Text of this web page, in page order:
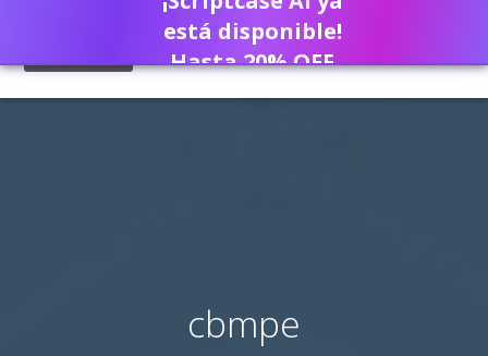
cbmpe
está disponible!
Hasta 20% OFF